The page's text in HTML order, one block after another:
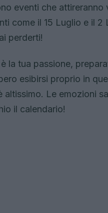
eventi che
come il 15 Luglio e il
perderti!
la tua passione,
esibirsi proprio in
altissimo. Le emozioni
il calendario!